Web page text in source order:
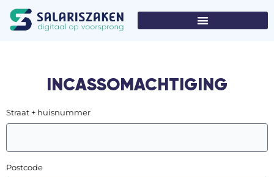
INCASSOMACHTIGING
Straat + huisnummer
Postcode